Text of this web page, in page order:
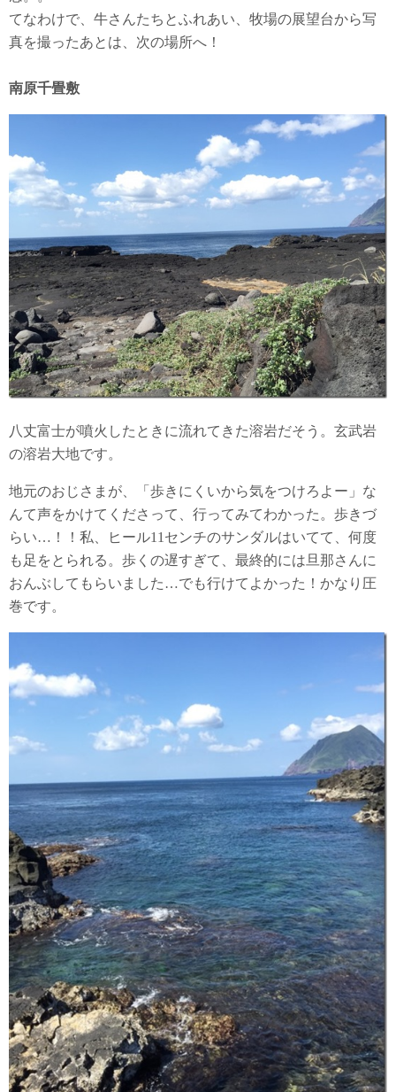
てなわけで、牛さんたちとふれあい、牧場の展望台から写
真を撮ったあとは、次の場所へ！
南原千畳敷
八丈富士が噴火したときに流れてきた溶岩だそう。玄武岩
の溶岩大地です。
地元のおじさまが、「歩きにくいから気をつけろよー」な
んて声をかけてくださって、行ってみてわかった。歩きづ
らい…！！私、ヒール11センチのサンダルはいてて、何度
も足をとられる。歩くの遅すぎて、最終的には旦那さんに
おんぶしてもらいました…でも行けてよかった！かなり圧
巻です。